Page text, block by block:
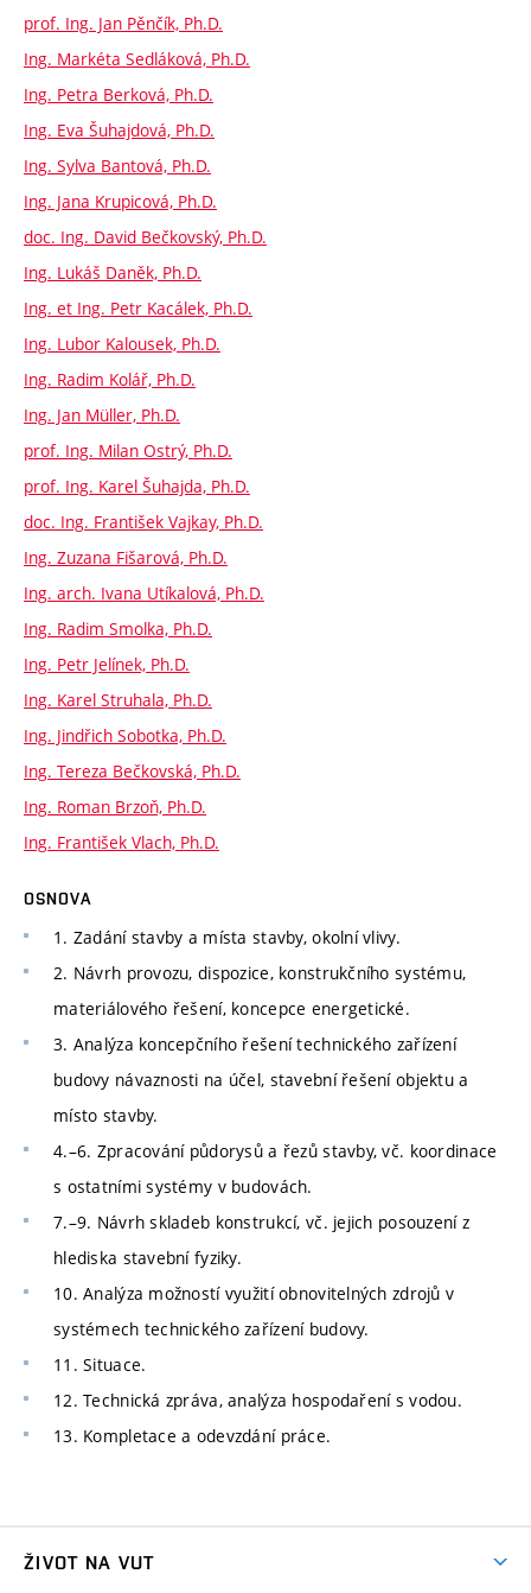
prof. Ing. Jan Pěnčík, Ph.D.
Ing. Markéta Sedláková, Ph.D.
Ing. Petra Berková, Ph.D.
Ing. Eva Šuhajdová, Ph.D.
Ing. Sylva Bantová, Ph.D.
Ing. Jana Krupicová, Ph.D.
doc. Ing. David Bečkovský, Ph.D.
Ing. Lukáš Daněk, Ph.D.
Ing. et Ing. Petr Kacálek, Ph.D.
Ing. Lubor Kalousek, Ph.D.
Ing. Radim Kolář, Ph.D.
Ing. Jan Müller, Ph.D.
prof. Ing. Milan Ostrý, Ph.D.
prof. Ing. Karel Šuhajda, Ph.D.
doc. Ing. František Vajkay, Ph.D.
Ing. Zuzana Fišarová, Ph.D.
Ing. arch. Ivana Utíkalová, Ph.D.
Ing. Radim Smolka, Ph.D.
Ing. Petr Jelínek, Ph.D.
Ing. Karel Struhala, Ph.D.
Ing. Jindřich Sobotka, Ph.D.
Ing. Tereza Bečkovská, Ph.D.
Ing. Roman Brzoň, Ph.D.
Ing. František Vlach, Ph.D.
OSNOVA
1. Zadání stavby a místa stavby, okolní vlivy.
2. Návrh provozu, dispozice, konstrukčního systému,
materiálového řešení, koncepce energetické.
3. Analýza koncepčního řešení technického zařízení
budovy návaznosti na účel, stavební řešení objektu a
místo stavby.
4.–6. Zpracování půdorysů a řezů stavby, vč. koordinace
s ostatními systémy v budovách.
7.–9. Návrh skladeb konstrukcí, vč. jejich posouzení z
hlediska stavební fyziky.
10. Analýza možností využití obnovitelných zdrojů v
systémech technického zařízení budovy.
11. Situace.
12. Technická zpráva, analýza hospodaření s vodou.
13. Kompletace a odevzdání práce.
ŽIVOT NA VUT